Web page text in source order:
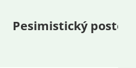
Pesimistický postoj